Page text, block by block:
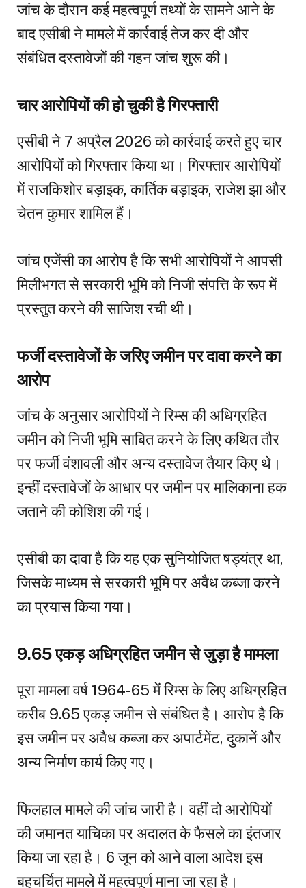
जांच के दौरान कई महत्वपूर्ण तथ्यों के सामने आने के
बाद एसीबी ने मामले में कार्रवाई तेज कर दी और
संबंधित दस्तावेजों की गहन जांच शुरू की।
चार आरोपियों की हो चुकी है गिरफ्तारी
एसीबी ने 7 अप्रैल 2026 को कार्रवाई करते हुए चार
आरोपियों को गिरफ्तार किया था। गिरफ्तार आरोपियों
में राजकिशोर बड़ाइक, कार्तिक बड़ाइक, राजेश झा और
चेतन कुमार शामिल हैं।
जांच एजेंसी का आरोप है कि सभी आरोपियों ने आपसी
मिलीभगत से सरकारी भूमि को निजी संपत्ति के रूप में
प्रस्तुत करने की साजिश रची थी।
फर्जी दस्तावेजों के जरिए जमीन पर दावा करने का
आरोप
जांच के अनुसार आरोपियों ने रिम्स की अधिग्रहित
जमीन को निजी भूमि साबित करने के लिए कथित तौर
पर फर्जी वंशावली और अन्य दस्तावेज तैयार किए थे।
इन्हीं दस्तावेजों के आधार पर जमीन पर मालिकाना हक
जताने की कोशिश की गई।
एसीबी का दावा है कि यह एक सुनियोजित षड्यंत्र था,
जिसके माध्यम से सरकारी भूमि पर अवैध कब्जा करने
का प्रयास किया गया।
9.65 एकड़ अधिग्रहित जमीन से जुड़ा है मामला
पूरा मामला वर्ष 1964-65 में रिम्स के लिए अधिग्रहित
करीब 9.65 एकड़ जमीन से संबंधित है। आरोप है कि
इस जमीन पर अवैध कब्जा कर अपार्टमेंट, दुकानें और
अन्य निर्माण कार्य किए गए।
फिलहाल मामले की जांच जारी है। वहीं दो आरोपियों
की जमानत याचिका पर अदालत के फैसले का इंतजार
किया जा रहा है। 6 जून को आने वाला आदेश इस
बहुचर्चित मामले में महत्वपूर्ण माना जा रहा है।